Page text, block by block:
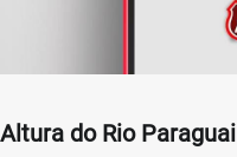
Altura do Rio Paraguai